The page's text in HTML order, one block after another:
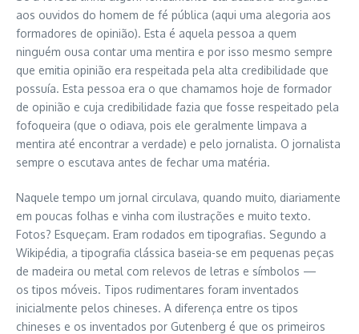
aos ouvidos do homem de fé pública (aqui uma alegoria aos
formadores de opinião). Esta é aquela pessoa a quem
ninguém ousa contar uma mentira e por isso mesmo sempre
que emitia opinião era respeitada pela alta credibilidade que
possuía. Esta pessoa era o que chamamos hoje de formador
de opinião e cuja credibilidade fazia que fosse respeitado pela
fofoqueira (que o odiava, pois ele geralmente limpava a
mentira até encontrar a verdade) e pelo jornalista. O jornalista
sempre o escutava antes de fechar uma matéria.
Naquele tempo um jornal circulava, quando muito, diariamente
em poucas folhas e vinha com ilustrações e muito texto.
Fotos? Esqueçam. Eram rodados em tipografias. Segundo a
Wikipédia, a tipografia clássica baseia-se em pequenas peças
de madeira ou metal com relevos de letras e símbolos —
os tipos móveis. Tipos rudimentares foram inventados
inicialmente pelos chineses. A diferença entre os tipos
chineses e os inventados por Gutenberg é que os primeiros